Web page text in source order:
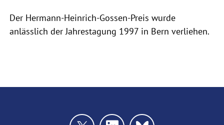
Der Hermann-Heinrich-Gossen-Preis wurde
anlässlich der Jahrestagung 1997 in Bern verliehen.